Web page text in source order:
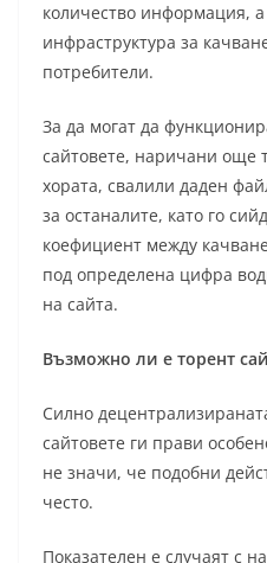
количество информация,
инфраструктура за
потребители.
За да могат да
сайтовете, наричани още
хората, свалили даден
за останалите, като го
коефициент между
под определена цифра
на сайта.
Възможно ли е торент
Силно
сайтовете ги прави
не значи, че подобни
често.
Показателен е случаят с